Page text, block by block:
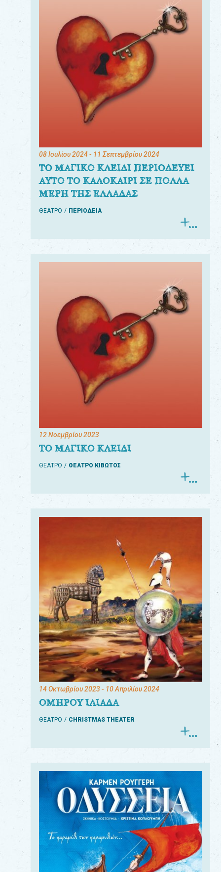
08 Ιουλίου 2024- 11 Σεπτεμβρίου 2024
ΤΟ ΜΑΓΙΚΟ ΚΛΕΙΔΙ ΠΕΡΙΟΔΕΥΕΙ
ΑΥΤΟ ΤΟ ΚΑΛΟΚΑΙΡΙ ΣΕ ΠΟΛΛΑ
ΜΕΡΗ ΤΗΣ ΕΛΛΑΔΑΣ
ΘΕΑΤΡΟ ΠΕΡΙΟΔΕΙΑ
12 Νοεμβρίου 2023
ΤΟ ΜΑΓΙΚΟ ΚΛΕΙΔΙ
ΘΕΑΤΡΟ ΘΕΑΤΡΟ ΚΙΒΩΤΟΣ
14 Οκτωβρίου 2023- 10 Απριλίου 2024
ΟΜΗΡΟΥ ΙΛΙΑΔΑ
ΘΕΑΤΡΟ CHRISTMAS THEATER